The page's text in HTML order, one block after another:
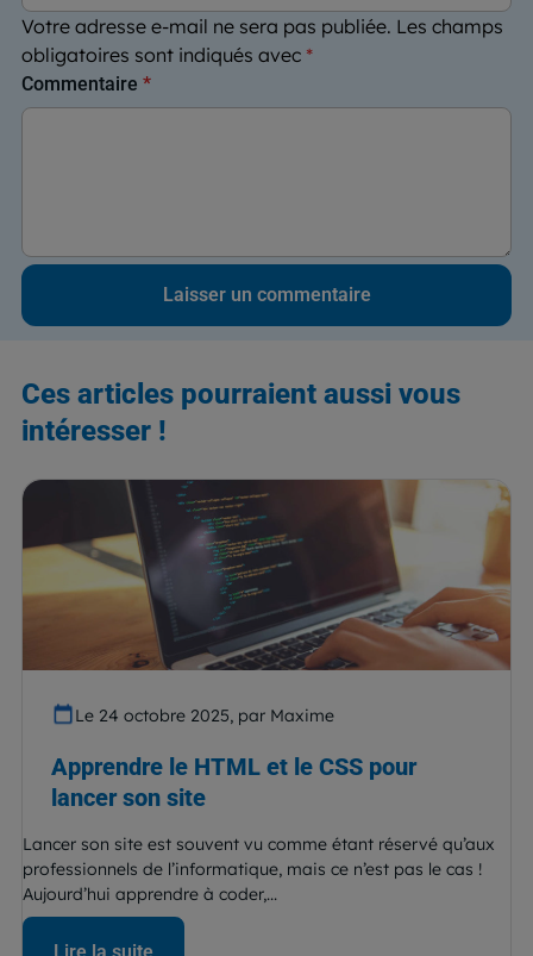
Votre adresse e-mail ne sera pas publiée. Les champs
obligatoires sont indiqués avec *
Commentaire *
Ces articles pourraient aussi vous
intéresser !
Le 24 octobre 2025, par Maxime
Apprendre le HTML et le CSS pour
lancer son site
Lancer son site est souvent vu comme étant réservé qu’aux
professionnels de l’informatique, mais ce n’est pas le cas !
Aujourd’hui apprendre à coder,...
Lire la suite